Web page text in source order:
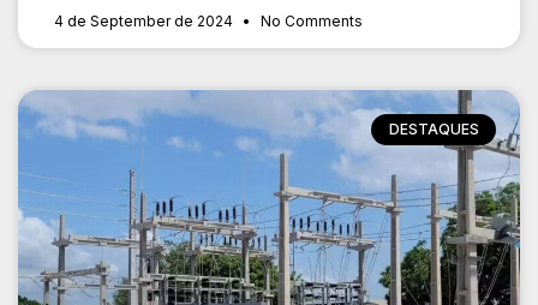
4 de September de 2024 No Comments
DESTAQUES